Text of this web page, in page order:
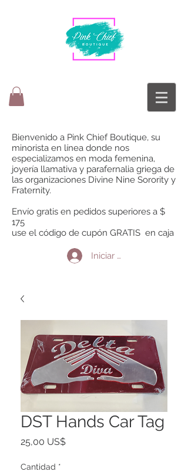
Bienvenido a Pink Chief Boutique, su
minorista en línea donde nos
especializamos en moda femenina,
joyería llamativa y parafernalia griega de
las organizaciones Divine Nine Sorority y
Fraternity.
Envío gratis en pedidos superiores a $
175
use el código de cupón GRATIS en caja
Iniciar sesión
DST Hands Car Tag
25,00 US$Precio
Cantidad *